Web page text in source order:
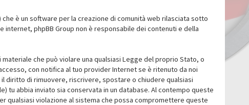
che è un software per la creazione di comunità web rilasciata sotto
internet, phpBB Group non è responsabile dei contenuti e della
che può violare una qualsiasi Legge del proprio Stato, o
con notifica al tuo provider Internet se è ritenuto da noi
diritto di rimuovere, riscrivere, spostare o chiudere qualsiasi
tu abbia inviato sia conservata in un database. Al contempo queste
qualsiasi violazione al sistema che possa compromettere queste